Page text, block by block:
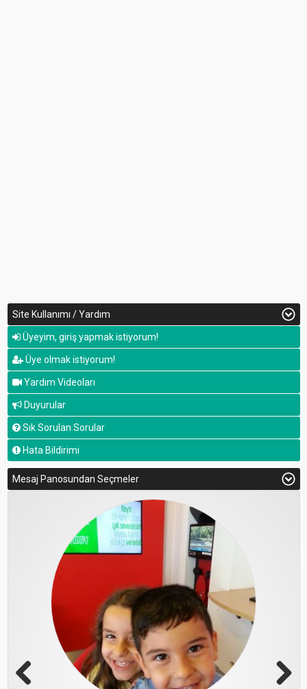
Site Kullanımı / Yardım
Üyeyim, giriş yapmak istiyorum!
Üye olmak istiyorum!
Yardım Videoları
Duyurular
Sık Sorulan Sorular
Hata Bildirimi
Mesaj Panosundan Seçmeler